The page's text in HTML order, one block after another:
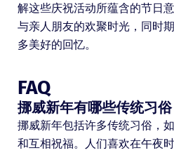
解这些庆祝活动所蕴含的节日
与亲人朋友的欢聚时光，同时
多美好的回忆。
FAQ
挪威新年有哪些传统习俗
挪威新年包括许多传统习俗，
和互相祝福。人们喜欢在午夜